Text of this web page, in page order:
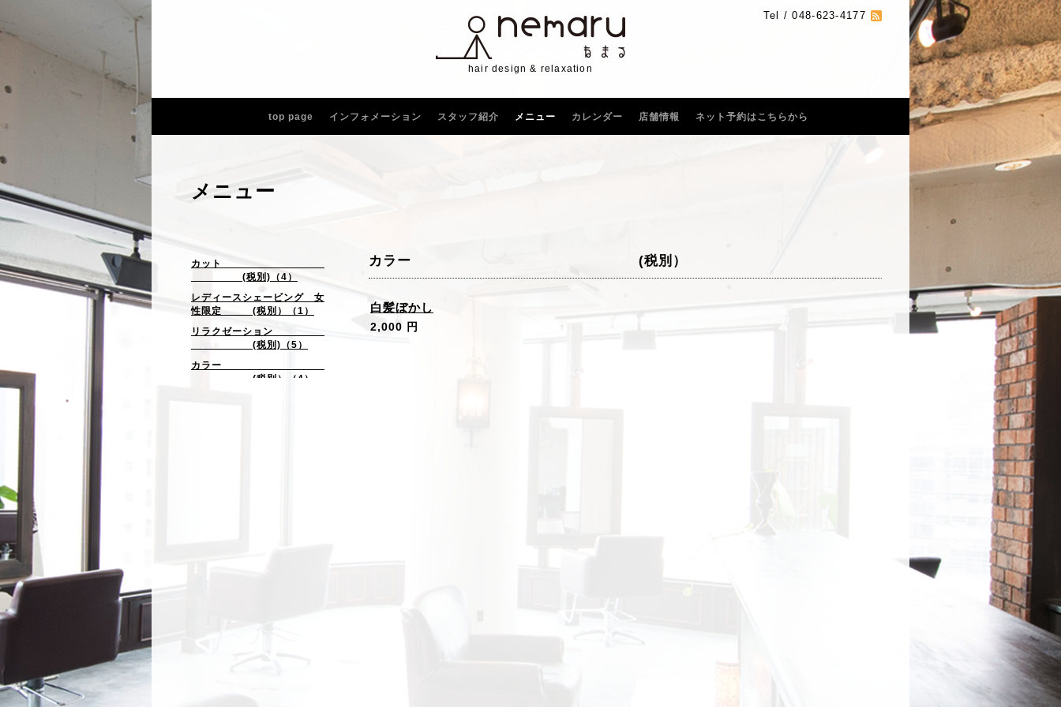
Tel / 048-623-4177
hair design & relaxation
top page インフォメーション スタッフ紹介 メニュー カレンダー 店舗情報 ネット予約はこちらから
カット
(税別)（4）
レディースシェービング 女
性限定 (税別）（1）
リラクゼーション
(税別)（5）
カラー
(税別）（4）
メニュー
カラー (税別）
白髪ぼかし
2,000 円